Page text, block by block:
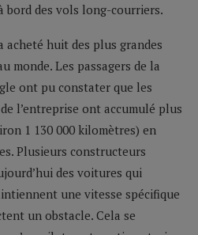
des vols long-courriers.
acheté huit des plus grandes
monde. Les passagers de la
ont pu constater que les
l’entreprise ont accumulé plus
1 130 000 kilomètres) en
Plusieurs constructeurs
des voitures qui
une vitesse spécifique
un obstacle. Cela se